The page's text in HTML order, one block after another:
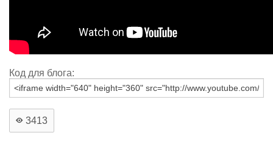
Код для блога:
3413